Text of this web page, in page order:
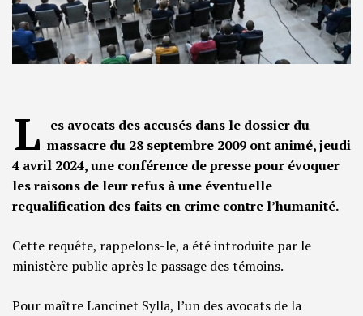
L
es avocats des accusés dans le dossier du
massacre du 28 septembre 2009 ont animé, jeudi
4 avril 2024, une conférence de presse pour évoquer
les raisons de leur refus à une éventuelle
requalification des faits en crime contre l’humanité.
Cette requête, rappelons-le, a été introduite par le
ministère public après le passage des témoins.
Pour maître Lancinet Sylla, l’un des avocats de la